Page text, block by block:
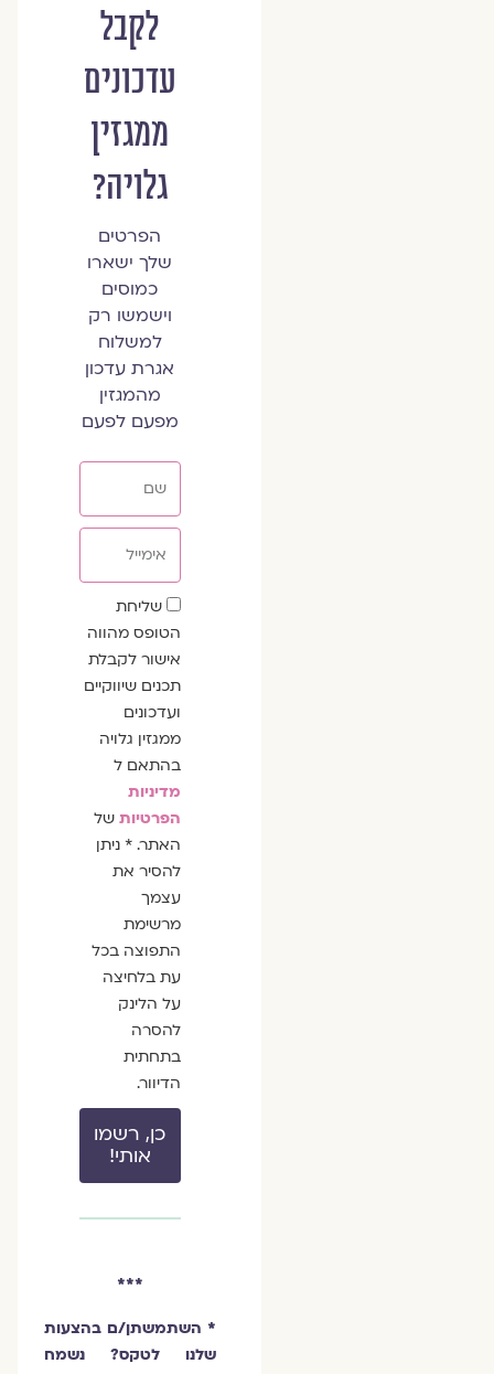
לקבל
עדכונים
ממגזין
גלויה?
הפרטים
שלך ישארו
כמוסים
וישמשו רק
למשלוח
אגרת עדכון
מהמגזין
מפעם לפעם
שדה
הסכמה
שליחת
הטופס מהווה
אישור לקבלת
תכנים שיווקיים
ועדכונים
ממגזין גלויה
בהתאם ל
מדיניות
הפרטיותשל
האתר. * ניתן
להסיר את
עצמך
מרשימת
התפוצה בכל
עת בלחיצה
על הלינק
להסרה
בתחתית
הדיוור.
כן, רשמו
אותי!
***
* השתמשתן/ם בהצעות
שלנו לטקס? נשמח